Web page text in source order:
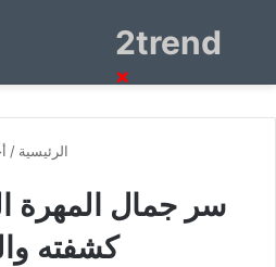
2trendبحث
الرئيسية /
سر جمال المهرة
كشفته
×